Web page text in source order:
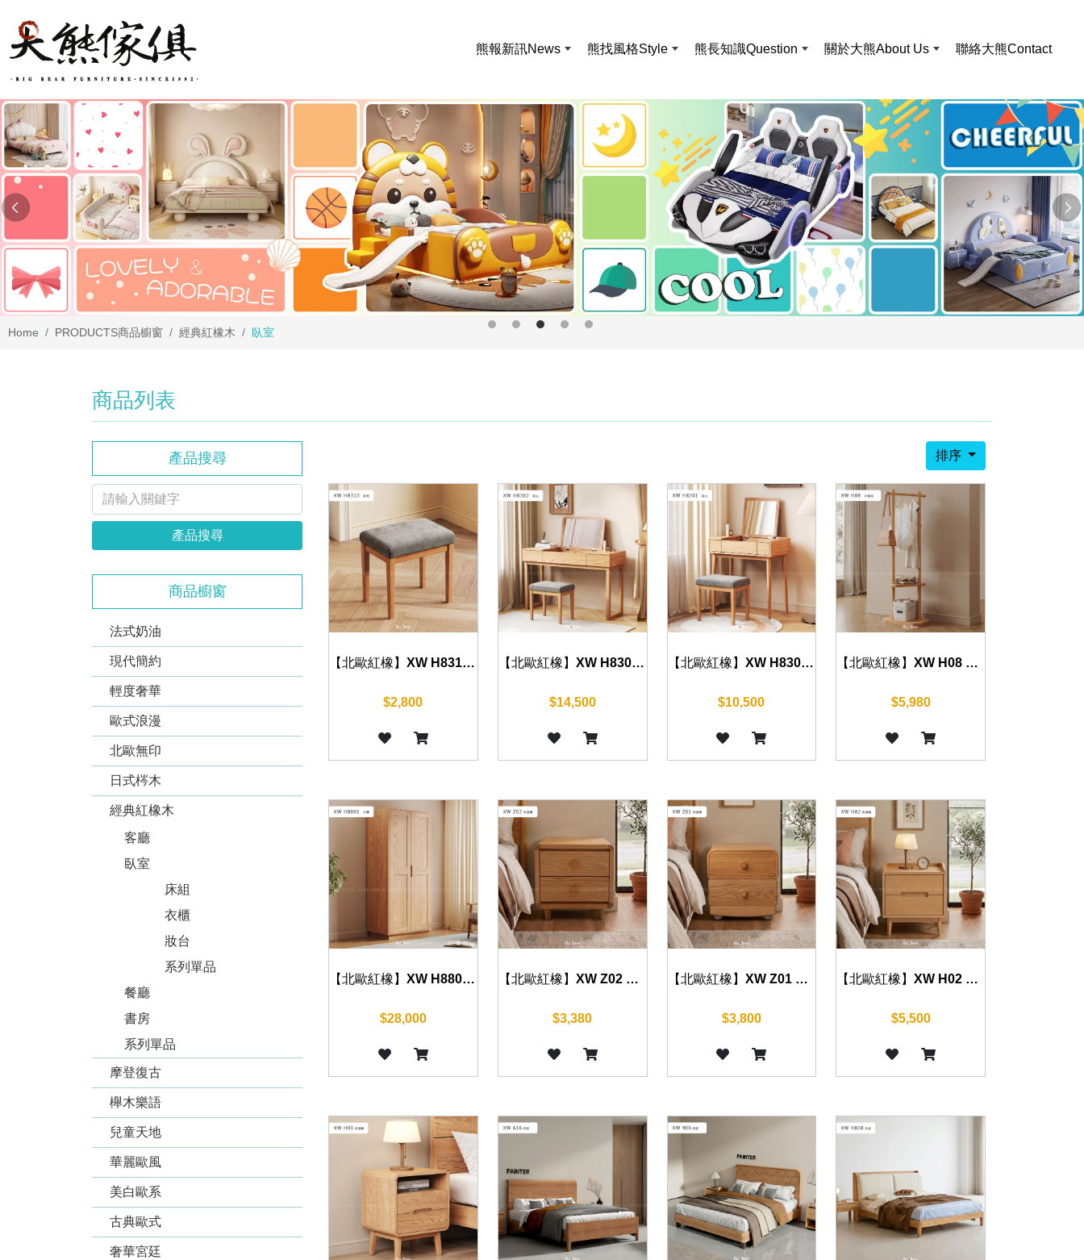
熊報新訊News 熊找風格Style 熊長知識Question 關於大熊About Us 聯絡大熊Contact
Home PRODUCTS商品櫥窗 經典紅橡木 臥室
商品列表
產品搜尋
產品搜尋
商品櫥窗
法式奶油
現代簡約
輕度奢華
歐式浪漫
北歐無印
日式梣木
經典紅橡木
客廳
臥室
床組
衣櫃
妝台
系列單品
餐廳
書房
系列單品
摩登復古
櫸木樂語
兒童天地
華麗歐風
美白歐系
古典歐式
奢華宮廷
排序
【北歐紅橡】XW H8310 妝凳 42cm
$2,800
【北歐紅橡】XW H8302 妝台 120cm
$14,500
【北歐紅橡】XW H8301 妝台 60cm
$10,500
【北歐紅橡】XW H08 衣帽架 60 cm
$5,980
【北歐紅橡】XW H8801 衣櫃 80cm
$28,000
【北歐紅橡】XW Z02 床頭櫃 40cm
$3,380
【北歐紅橡】XW Z01 床頭櫃 40cm
$3,800
【北歐紅橡】XW H02 床頭櫃 40cm
$5,500